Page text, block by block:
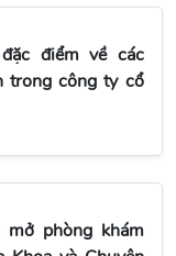
điểm về các
trong công ty cổ
phòng khám